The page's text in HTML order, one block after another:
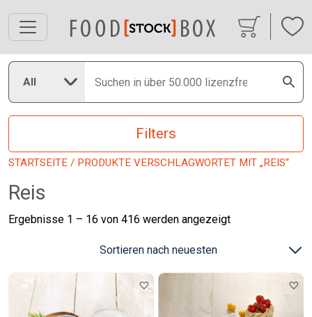
All
Filters
STARTSEITE / PRODUKTE VERSCHLAGWORTET MIT „REIS“
Reis
Ergebnisse 1 – 16 von 416 werden angezeigtNach